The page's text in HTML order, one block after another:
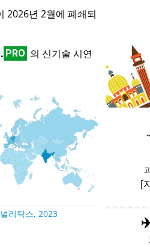
2026년 2월에 폐쇄되
PRO 의 신기술 시연
리틱스, 2023
[